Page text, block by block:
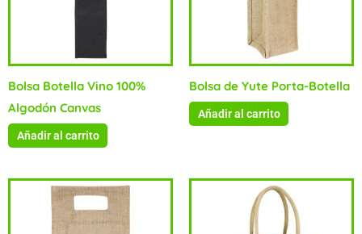
Bolsa Botella Vino 100%
Algodón Canvas
Añadir al carrito
Bolsa de Yute Porta-Botella
Añadir al carrito